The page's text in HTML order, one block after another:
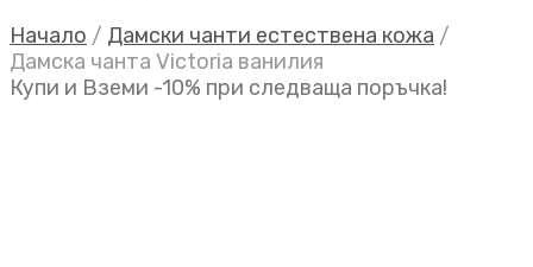
Начало / Дамски чанти естествена кожа /
Дамска чанта Victoria ванилия
Купи и Вземи -10% при следваща поръчка!